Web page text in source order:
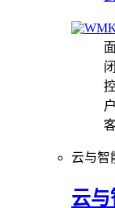
云与智
云